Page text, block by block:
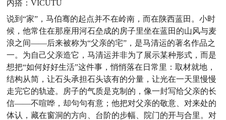
内搭：VICUTU
说到“家”，马伯骞的起点并不在岭南，而在陕西蓝田。小时
候，他常住在那座用河石垒成的房子里坐在蓝田的山风与麦
浪之间——后来被称为“父亲的宅”，是马清运的著名作品之
一。为自己父亲造它，马清运并非为了展示某种形式，而是
想把“如何好好生活”这件事，悄悄落在日常里：取材就地，
结构从简，让石头承担石头该有的分量，让光在一天里慢慢
走完它的轨迹。房子的气质是克制的，像一封写给父亲的长
信——不喧哗，却句句有意；他把对父亲的敬意、对来处的
体认，藏在窗洞的方向、台阶的步幅、院门的开与合里。对